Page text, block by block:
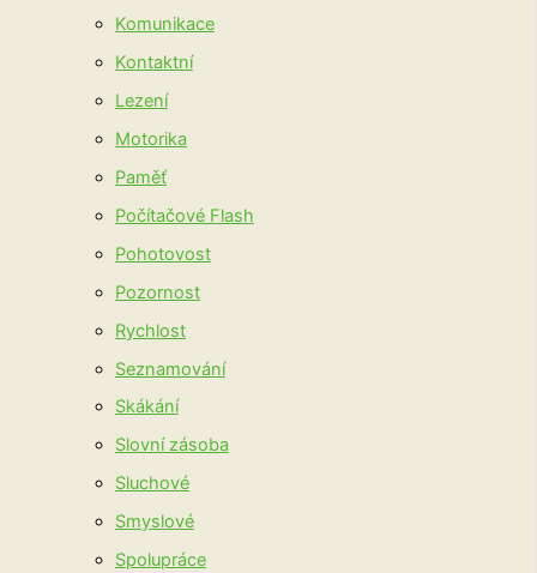
Komunikace
Kontaktní
Lezení
Motorika
Paměť
Počítačové Flash
Pohotovost
Pozornost
Rychlost
Seznamování
Skákání
Slovní zásoba
Sluchové
Smyslové
Spolupráce